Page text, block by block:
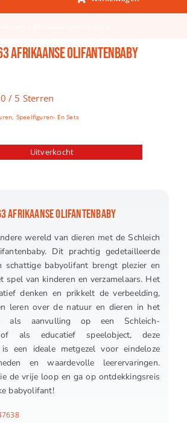
Afrikaanse Olifantenbaby
0 / 5 Sterren
, Speelfiguren- En Sets
Uitverkocht
AFRIKAANSE OLIFANTENBABY
wereld van dieren met de Schleich
Dit prachtig gedetailleerde
schattige babyolifant brengt plezier en
spel van kinderen en verzamelaars. Het
denken en prikkelt de verbeelding,
leren over de natuur en dieren in het
als aanvulling op een Schleich-
of als educatief speelobject, deze
een ideale metgezel voor eindeloze
en waardevolle leerervaringen.
de vrije loop en ga op ontdekkingsreis
babyolifant!